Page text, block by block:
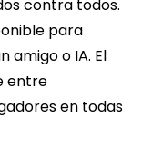
contra todos.
para
amigo o IA. El
entre
en todas